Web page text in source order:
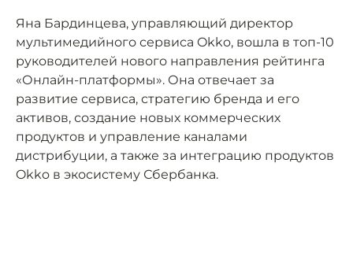
Яна Бардинцева, управляющий директор
мультимедийного сервиса Okko, вошла в топ-10
руководителей нового направления рейтинга
«Онлайн-платформы». Она отвечает за
развитие сервиса, стратегию бренда и его
активов, создание новых коммерческих
продуктов и управление каналами
дистрибуции, а также за интеграцию продуктов
Okko в экосистему Сбербанка.